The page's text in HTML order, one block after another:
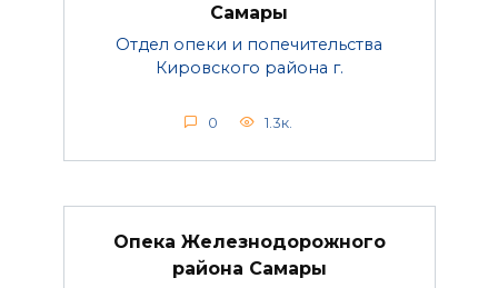
Самары
Отдел опеки и попечительства
Кировского района г.
0 1.3к.
Опека Железнодорожного
района Самары